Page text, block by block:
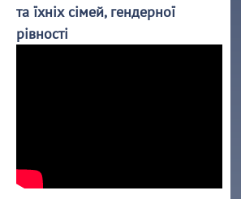
та їхніх сімей, гендерної
рівності